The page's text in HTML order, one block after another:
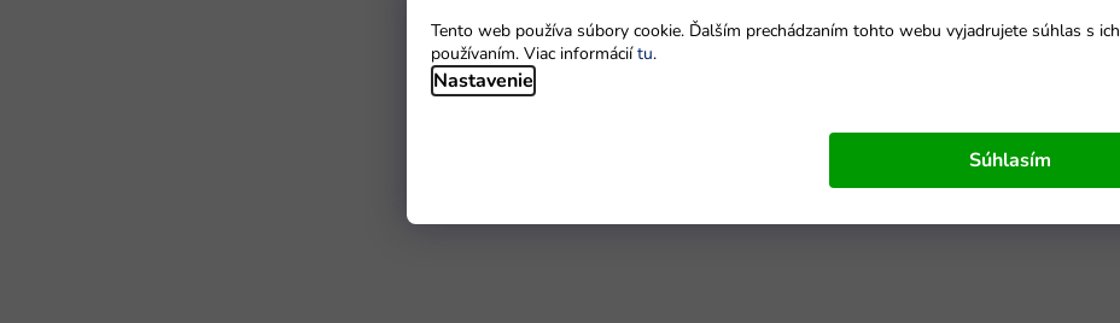
Tento web používa súbory cookie. Ďalším prechádzaním tohto webu vyjadrujete súhlas s ich
používaním. Viac informáciítu.
Nastavenie
Súhlasím